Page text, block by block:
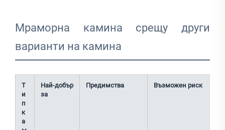
Мраморна камина срещу други
варианти на камина
Т
и
п
к
а
Най-добър
за
Предимства Възможен риск